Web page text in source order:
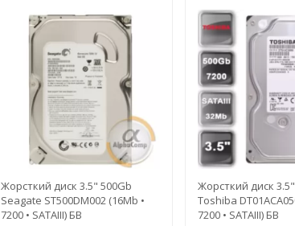
Жорсткий диск 3.5" 500Gb
Seagate ST500DM002 (16Mb •
7200 • SATAIII) БВ
Жорсткий диск
Toshiba
7200 • SATAIII) БВ